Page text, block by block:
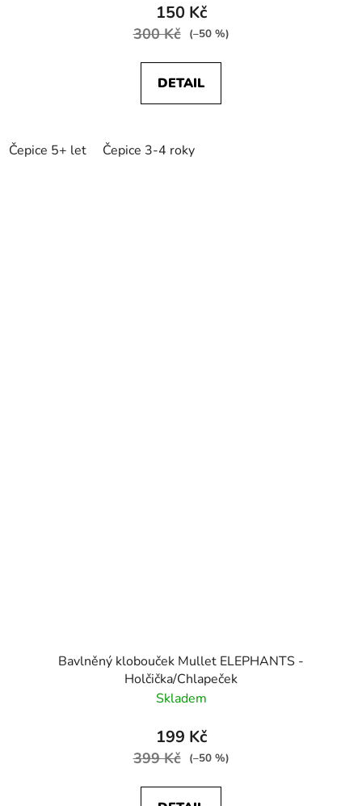
150 Kč
300 Kč (–50 %)
DETAIL
Čepice 5+ let Čepice 3-4 roky
Bavlněný klobouček Mullet ELEPHANTS -
Holčička/Chlapeček
Skladem
199 Kč
399 Kč (–50 %)